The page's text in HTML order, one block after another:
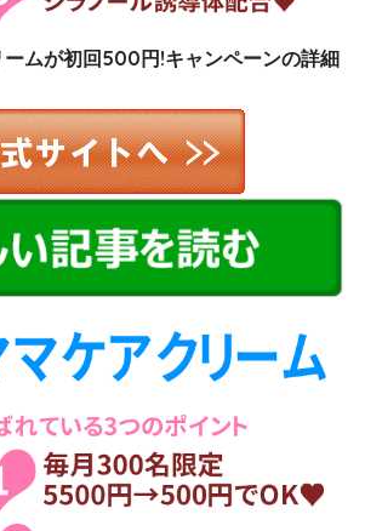
ームが初回500円!キャンペーンの詳細